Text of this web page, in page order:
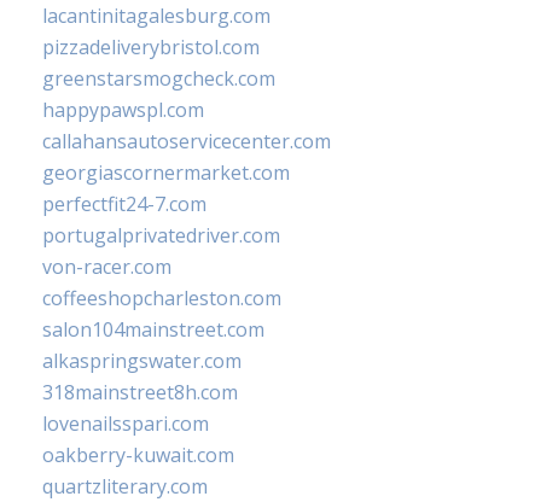
lacantinitagalesburg.com
pizzadeliverybristol.com
greenstarsmogcheck.com
happypawspl.com
callahansautoservicecenter.com
georgiascornermarket.com
perfectfit24-7.com
portugalprivatedriver.com
von-racer.com
coffeeshopcharleston.com
salon104mainstreet.com
alkaspringswater.com
318mainstreet8h.com
lovenailsspari.com
oakberry-kuwait.com
quartzliterary.com